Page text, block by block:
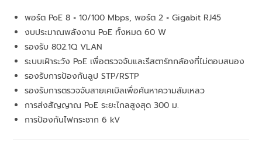
พอร์ต PoE 8 × 10/100 Mbps, พอร์ต 2 × Gigabit RJ45
งบประมาณพลังงาน PoE ทั้งหมด 60 W
รองรับ 802.1Q VLAN
ระบบเฝ้าระวัง PoE เพื่อตรวจจับและรีสตาร์ทกล้องที่ไม่ตอบสนอง
รองรับการป้องกันลูป STP/RSTP
รองรับการตรวจจับสายเคเบิลเพื่อค้นหาความล้มเหลว
การส่งสัญญาณ PoE ระยะไกลสูงสุด 300 ม.
การป้องกันไฟกระชาก 6 kV